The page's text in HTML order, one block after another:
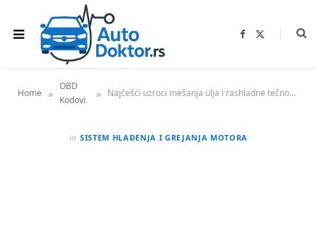
F
k
e
Home »
OBD
Kodovi
» Najčešći uzroci mešanja ulja i rashladne tečnosti – Kako ih dijagnostikovati
in SISTEM HLAĐENJA I GREJANJA MOTORA